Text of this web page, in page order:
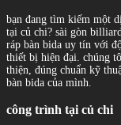
bạn đang tìm kiếm một
tại củ chi? sài gòn
ráp bàn bida uy tín với
thiết bị hiện đại. chúng
thiện, đúng chuẩn kỹ
bàn bida của mình.
công trình tại củ chi